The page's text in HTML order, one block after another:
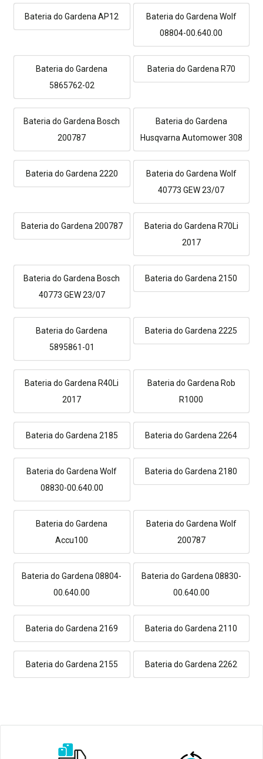
Bateria do Gardena AP12
Bateria do Gardena Wolf
08804-00.640.00
Bateria do Gardena
5865762-02
Bateria do Gardena R70
Bateria do Gardena Bosch
200787
Bateria do Gardena
Husqvarna Automower 308
Bateria do Gardena 2220
Bateria do Gardena Wolf
40773 GEW 23/07
Bateria do Gardena 200787
Bateria do Gardena R70Li
2017
Bateria do Gardena Bosch
40773 GEW 23/07
Bateria do Gardena 2150
Bateria do Gardena
5895861-01
Bateria do Gardena 2225
Bateria do Gardena R40Li
2017
Bateria do Gardena Rob
R1000
Bateria do Gardena 2185 Bateria do Gardena 2264
Bateria do Gardena Wolf
08830-00.640.00
Bateria do Gardena 2180
Bateria do Gardena
Accu100
Bateria do Gardena Wolf
200787
Bateria do Gardena 08804-
00.640.00
Bateria do Gardena 08830-
00.640.00
Bateria do Gardena 2169 Bateria do Gardena 2110
Bateria do Gardena 2155 Bateria do Gardena 2262